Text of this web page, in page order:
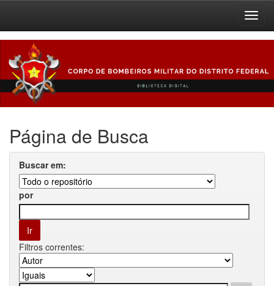
navigation
Página de Busca
Buscar em:
por
Filtros correntes: